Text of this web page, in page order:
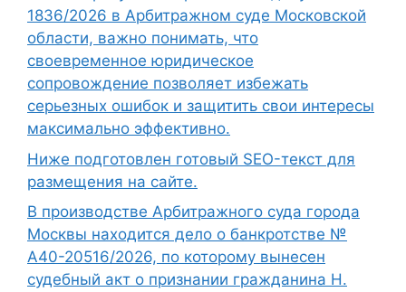
1836/2026 в Арбитражном суде Московской
области, важно понимать, что
своевременное юридическое
сопровождение позволяет избежать
серьезных ошибок и защитить свои интересы
максимально эффективно.
Ниже подготовлен готовый SEO-текст для
размещения на сайте.
В производстве Арбитражного суда города
Москвы находится дело о банкротстве №
А40-20516/2026, по которому вынесен
судебный акт о признании гражданина Н.